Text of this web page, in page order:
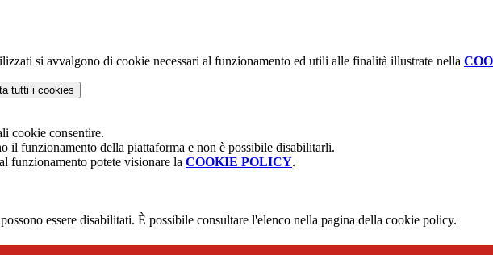
si avvalgono di cookie necessari al funzionamento ed utili alle finalità illustrate nella
tutti i cookies
cookie consentire.
il funzionamento della piattaforma e non è possibile disabilitarli.
funzionamento potete visionare la COOKIE POLICY.
essere disabilitati. È possibile consultare l'elenco nella pagina della cookie policy.